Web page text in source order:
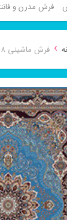
فرش مدرن و
› فرش ماشینی ۸ رنگ آریا مهر آبی ۷۰۰ شانه